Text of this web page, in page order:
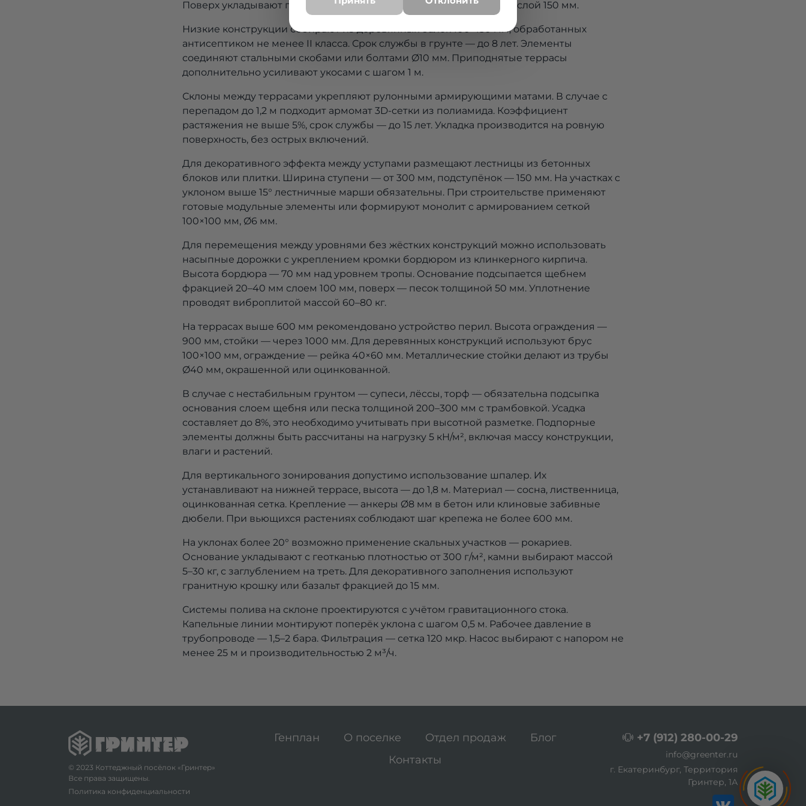
Поверх укладывают геоткань плотностью 250 г/м² и плодородный слой 150 мм.
Низкие конструкции собирают из деревянных балок 100×150 мм, обработанных
антисептиком не менее II класса. Срок службы в грунте — до 8 лет. Элементы
соединяют стальными скобами или болтами Ø10 мм. Приподнятые террасы
дополнительно усиливают укосами с шагом 1 м.
Склоны между террасами укрепляют рулонными армирующими матами. В случае с
перепадом до 1,2 м подходит армомат 3D-сетки из полиамида. Коэффициент
растяжения не выше 5%, срок службы — до 15 лет. Укладка производится на ровную
поверхность, без острых включений.
Для декоративного эффекта между уступами размещают лестницы из бетонных
блоков или плитки. Ширина ступени — от 300 мм, подступёнок — 150 мм. На участках с
уклоном выше 15° лестничные марши обязательны. При строительстве применяют
готовые модульные элементы или формируют монолит с армированием сеткой
100×100 мм, Ø6 мм.
Для перемещения между уровнями без жёстких конструкций можно использовать
насыпные дорожки с укреплением кромки бордюром из клинкерного кирпича.
Высота бордюра — 70 мм над уровнем тропы. Основание подсыпается щебнем
фракцией 20–40 мм слоем 100 мм, поверх — песок толщиной 50 мм. Уплотнение
проводят виброплитой массой 60–80 кг.
На террасах выше 600 мм рекомендовано устройство перил. Высота ограждения —
900 мм, стойки — через 1000 мм. Для деревянных конструкций используют брус
100×100 мм, ограждение — рейка 40×60 мм. Металлические стойки делают из трубы
Ø40 мм, окрашенной или оцинкованной.
В случае с нестабильным грунтом — супеси, лёссы, торф — обязательна подсыпка
основания слоем щебня или песка толщиной 200–300 мм с трамбовкой. Усадка
составляет до 8%, это необходимо учитывать при высотной разметке. Подпорные
элементы должны быть рассчитаны на нагрузку 5 кН/м², включая массу конструкции,
влаги и растений.
Для вертикального зонирования допустимо использование шпалер. Их
устанавливают на нижней террасе, высота — до 1,8 м. Материал — сосна, лиственница,
оцинкованная сетка. Крепление — анкеры Ø8 мм в бетон или клиновые забивные
дюбели. При вьющихся растениях соблюдают шаг крепежа не более 600 мм.
На уклонах более 20° возможно применение скальных участков — рокариев.
Основание укладывают с геотканью плотностью от 300 г/м², камни выбирают массой
5–30 кг, с заглублением на треть. Для декоративного заполнения используют
гранитную крошку или базальт фракцией до 15 мм.
Системы полива на склоне проектируются с учётом гравитационного стока.
Капельные линии монтируют поперёк уклона с шагом 0,5 м. Рабочее давление в
трубопроводе — 1,5–2 бара. Фильтрация — сетка 120 мкр. Насос выбирают с напором не
менее 25 м и производительностью 2 м³/ч.
© 2023 Коттеджный посёлок «Гринтер»
Все права защищены.
Политика конфиденциальности
Генплан О поселке Отдел продаж
Блог
Контакты
+7 (912) 280-00-29
info@greenter.ru
г. Екатеринбург, Территория
Гринтер, 1А